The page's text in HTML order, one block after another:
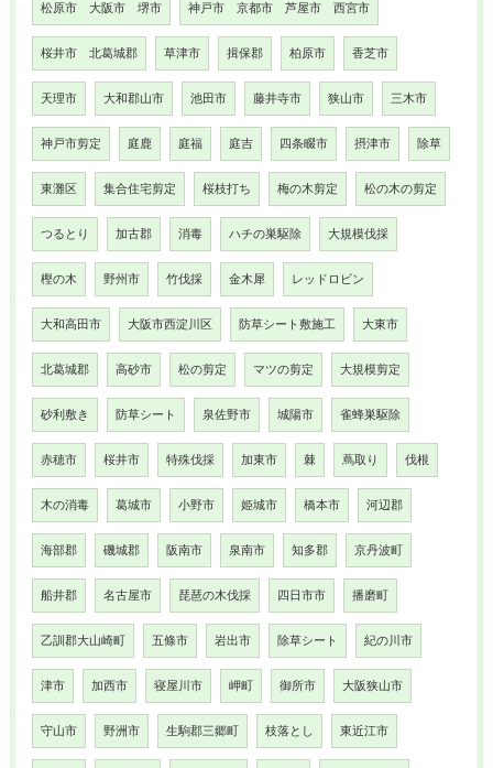
松原市 大阪市 堺市 神戸市 京都市 芦屋市 西宮市
桜井市 北葛城郡 草津市 揖保郡 柏原市 香芝市
天理市 大和郡山市 池田市 藤井寺市 狭山市 三木市
神戸市剪定 庭鹿 庭福 庭吉 四条畷市 摂津市 除草
東灘区 集合住宅剪定 桜枝打ち 梅の木剪定 松の木の剪定
つるとり 加古郡 消毒 ハチの巣駆除 大規模伐採
樫の木 野州市 竹伐採 金木犀 レッドロビン
大和高田市 大阪市西淀川区 防草シート敷施工 大東市
北葛城郡 高砂市 松の剪定 マツの剪定 大規模剪定
砂利敷き 防草シート 泉佐野市 城陽市 雀蜂巣駆除
赤穂市 桜井市 特殊伐採 加東市 棘 蔦取り 伐根
木の消毒 葛城市 小野市 姫城市 橋本市 河辺郡
海部郡 磯城郡 阪南市 泉南市 知多郡 京丹波町
船井郡 名古屋市 琵琶の木伐採 四日市市 播磨町
乙訓郡大山崎町 五條市 岩出市 除草シート 紀の川市
津市 加西市 寝屋川市 岬町 御所市 大阪狭山市
守山市 野洲市 生駒郡三郷町 枝落とし 東近江市